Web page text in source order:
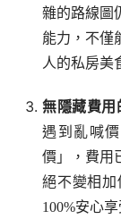
雜的路線圖
能力，不僅
人的私房美
無隱藏費用
遇到亂喊
價」，費用
絕不變相
100%安心